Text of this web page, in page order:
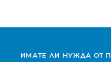
ИМАТЕ ЛИ НУЖДА ОТ